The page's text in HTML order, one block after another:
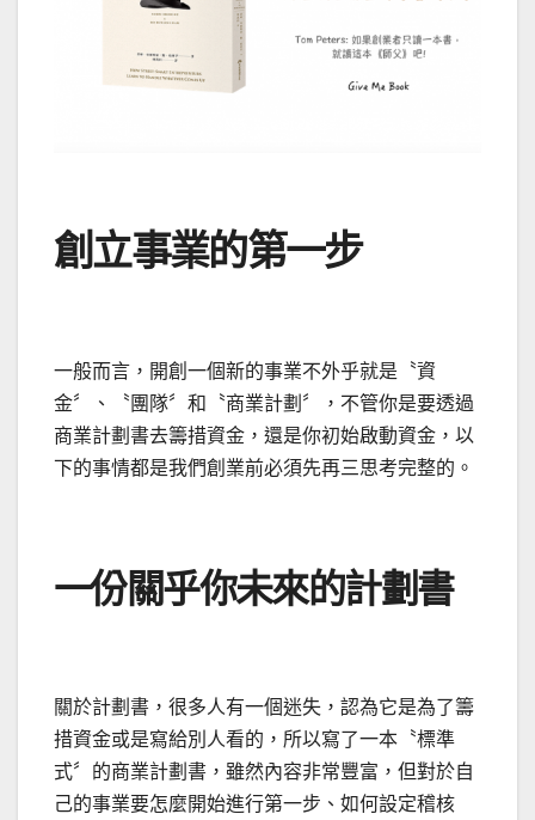
創立事業的第一步
一般而言，開創一個新的事業不外乎就是〝資
金〞、〝團隊〞和〝商業計劃〞，不管你是要透過
商業計劃書去籌措資金，還是你初始啟動資金，以
下的事情都是我們創業前必須先再三思考完整的。
一份關乎你未來的計劃書
關於計劃書，很多人有一個迷失，認為它是為了籌
措資金或是寫給別人看的，所以寫了一本〝標準
式〞的商業計劃書，雖然內容非常豐富，但對於自
己的事業要怎麼開始進行第一步、如何設定稽核